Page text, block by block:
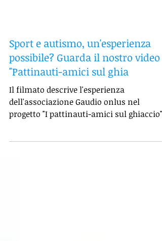
Sport e autismo, un'esperienza
possibile? Guarda il nostro video
"Pattinauti-amici sul ghia
dell'associazione Gaudio onlus nel